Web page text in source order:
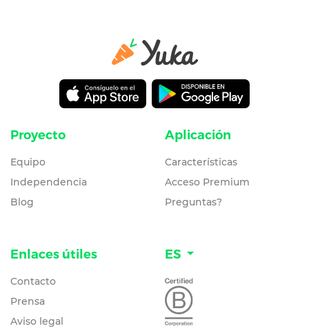
Proyecto
Equipo
Independencia
Blog
Aplicación
Características
Acceso Premium
Preguntas?
Enlaces útiles
Contacto
Prensa
Aviso legal
ES